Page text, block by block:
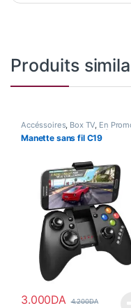
Produits
Accéssoires, Box TV, En
Informatique Jeux Vidéos
Nouvel Arrivage,Smart Home
Manette sans fil C19
3.000DA 4.200DA